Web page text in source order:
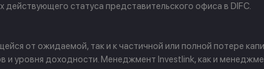
статуса представительского офиса в DIFC.
от ожидаемой, так и к частичной или полной потере
и уровня доходности. Менеджмент Investlink, как и